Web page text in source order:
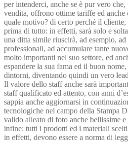
per intenderci, anche se è pur vero
vendita, offrono ottime tariffe ed
quale motivo? di certo perché il
prima di tutto: in effetti, sarà solo e
una ditta simile riuscirà, ad esempio,
professionali, ad accumulare tante
molto importanti nel suo settore, ed
espandere la sua fama ed il buon
dintorni, diventando quindi un vero
Il valore dello staff anche sarà
staff qualificato ed attento, con anni
sappia anche aggiornarsi in
tecnologiche nel campo della Stampa
valido alleato di foto anche bellissime
infine: tutti i prodotti ed i materiali
in effetti, devono essere a norma di